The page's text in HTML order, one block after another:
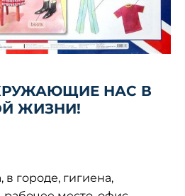
НАС В
ЖИЗНИ!
городе, гигиена,